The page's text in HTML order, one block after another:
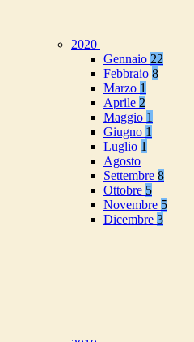
2020
Gennaio 22
Febbraio 8
Marzo 1
Aprile 2
Maggio 1
Giugno 1
Luglio 1
Agosto
Settembre 8
Ottobre 5
Novembre 5
Dicembre 3